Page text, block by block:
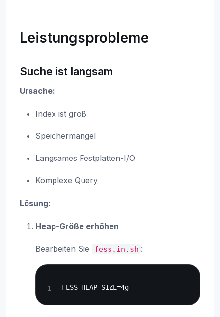
Leistungsprobleme
Suche ist langsam
Ursache:
Index ist groß
Speichermangel
Langsames Festplatten-I/O
Komplexe Query
Lösung:
Heap-Größe erhöhen
Bearbeiten Sie fess.in.sh :